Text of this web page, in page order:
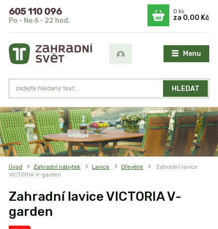
Menu
HLEDAT
605 110 096
Po - Ne 6 - 22 hod.
0ks
za 0,00 Kč
Úvod Zahradní nábytek Lavice Dřevěné
Zahradní lavice
VICTORIA V-garden
Zahradní lavice VICTORIA V-
garden